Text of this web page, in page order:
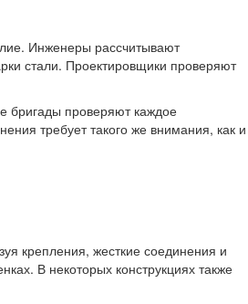
Инженеры рассчитывают
стали. Проектировщики проверяют
бригады проверяют каждое
требует такого же внимания, как и
крепления, жесткие соединения и
В некоторых конструкциях также